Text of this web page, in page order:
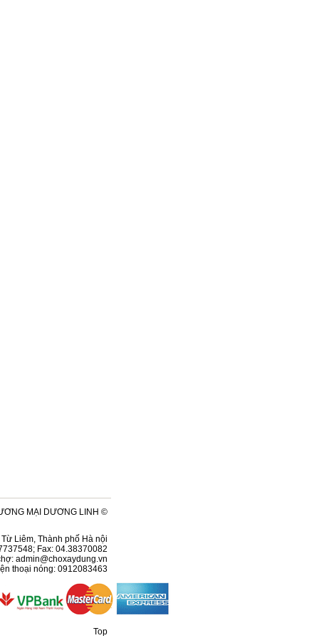
MẠI DƯƠNG LINH ©
Liêm, Thành phố Hà nội
Fax: 04.38370082
admin@choxaydung.vn
thoại nóng: 0912083463
Top